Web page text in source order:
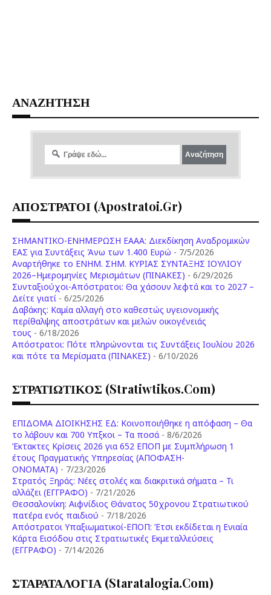
ΑΝΑΖΗΤΗΣΗ
ΑΠΟΣΤΡΑΤΟΙ (apostratoi.gr)
ΣΗΜΑΝΤΙΚΟ-ΕΝΗΜΕΡΩΣΗ ΕΑΑΑ: Διεκδίκηση Αναδρομικών
ΕΑΣ για Συντάξεις Άνω των 1.400 Ευρώ - 7/5/2026
Aναρτήθηκε το ENHM. ΣΗΜ. ΚΥΡΙΑΣ ΣΥΝΤΑΞΗΣ ΙΟΥΛΙΟΥ
2026–Ημερομηνίες Μερισμάτων (ΠΙΝΑΚΕΣ) - 6/29/2026
Συνταξιούχοι-Απόστρατοι: Θα χάσουν λεφτά και το 2027 –
Δείτε γιατί - 6/25/2026
Δαβάκης: Καμία αλλαγή στο καθεστώς υγειονομικής
περίθαλψης αποστράτων και μελών οικογένειάς
τους - 6/18/2026
Aπόστρατοι: Πότε πληρώνονται τις Συντάξεις Ιουλίου 2026
και πότε τα Μερίσματα (ΠΙΝΑΚΕΣ) - 6/10/2026
ΣΤΡΑΤΙΩΤΙΚΟΣ (stratiwtikos.com)
ΕΠΙΔΟΜΑ ΔΙΟΙΚΗΣΗΣ ΕΔ: Κοινοποιήθηκε η απόφαση – Θα
το λάβουν και 700 Υπξκοι – Τα ποσά - 8/6/2026
Έκτακτες Κρίσεις 2026 για 652 ΕΠΟΠ με Συμπλήρωση 1
έτους Πραγματικής Υπηρεσίας (ΑΠΟΦΑΣΗ-
ONOMATA) - 7/23/2026
Στρατός Ξηράς: Νέες στολές και διακριτικά σήματα – Τι
αλλάζει (ΕΓΓΡΑΦΟ) - 7/21/2026
Θεσσαλονίκη: Αιφνίδιος Θάνατος 50χρονου Στρατιωτικού
πατέρα ενός παιδιού - 7/18/2026
Απόστρατοι Υπαξιωματικοί-ΕΠΟΠ: Έτσι εκδίδεται η Ενιαία
Κάρτα Εισόδου στις Στρατιωτικές Εκμεταλλεύσεις
(ΕΓΓΡΑΦΟ) - 7/14/2026
ΣΤΑΡΑΤΑΛΟΓΙΑ (staratalogia.com)